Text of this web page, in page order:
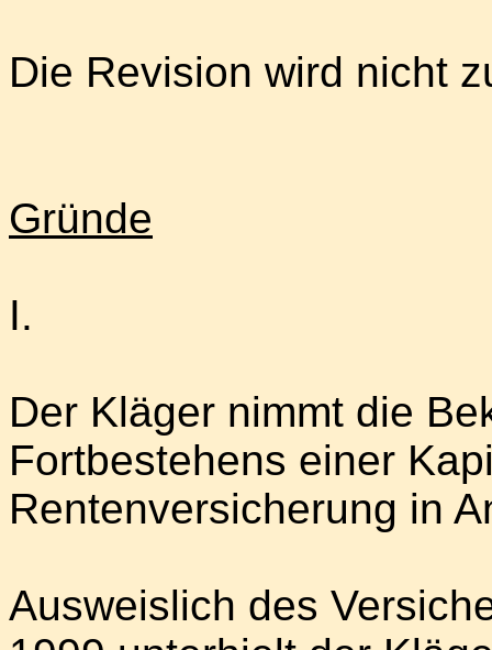
Die Revision wird nicht
Gründe
I.
Der Kläger nimmt die
Fortbestehens einer
Rentenversicherung in
Ausweislich des